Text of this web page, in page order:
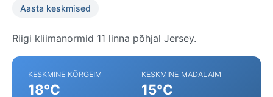
Aasta keskmised
Riigi kliimanormid 11 linna põhjal Jersey.
KESKMINE KÕRGEIM
18°C
KESKMINE MADALAIM
15°C